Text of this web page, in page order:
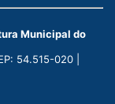
Municipal do
54.515-020 |